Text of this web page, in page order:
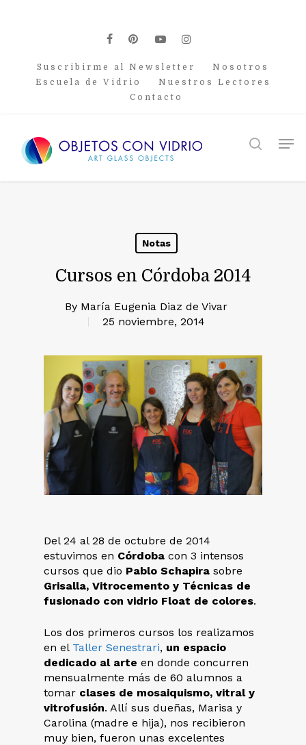
facebook
pinterest
youtubeinstagram
Suscribirme al Newsletter
Nosotros
Escuela de Vidrio
Nuestros Lectores
Contacto
search
Notas
Cursos en Córdoba 2014
By María Eugenia Diaz de Vivar
25 noviembre, 2014
Del 24 al 28 de octubre de 2014
estuvimos en Córdoba con 3 intensos
cursos que dio Pablo Schapira sobre
Grisalla, Vitrocemento y Técnicas de
fusionado con vidrio Float de colores.
Los dos primeros cursos los realizamos
en el Taller Senestrari, un espacio
dedicado al arte en donde concurren
mensualmente más de 60 alumnos a
tomar clases de mosaiquismo, vitral y
vitrofusión. Allí sus dueñas, Marisa y
Carolina (madre e hija), nos recibieron
muy bien, fueron unas excelentes